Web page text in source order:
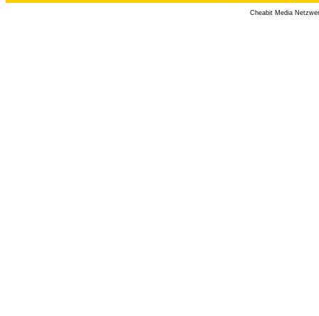
Cheabit Media